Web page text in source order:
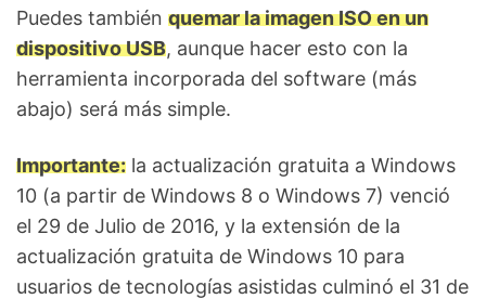
Puedes también quemar la imagen ISO en un
dispositivo USB, aunque hacer esto con la
herramienta incorporada del software (más
abajo) será más simple.
Importante: la actualización gratuita a Windows
10 (a partir de Windows 8 o Windows 7) venció
el 29 de Julio de 2016, y la extensión de la
actualización gratuita de Windows 10 para
usuarios de tecnologías asistidas culminó el 31 de